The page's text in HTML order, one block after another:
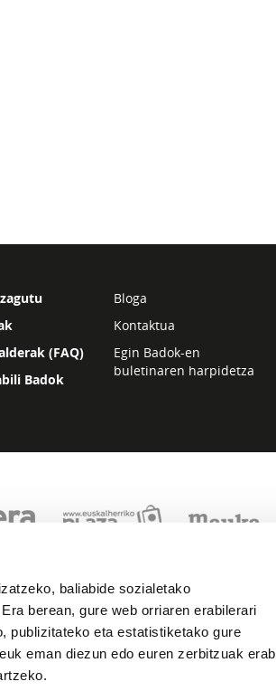
baliabide sozialetako
berean, gure web orriaren erabilerari
publizitateko eta estatistiketako gure
eman diezun edo euren zerbitzuak
(FAQ)
Badok
Bloga
Kontaktua
Egin Badok-en
buletinaren harpidetza
Cookie politika